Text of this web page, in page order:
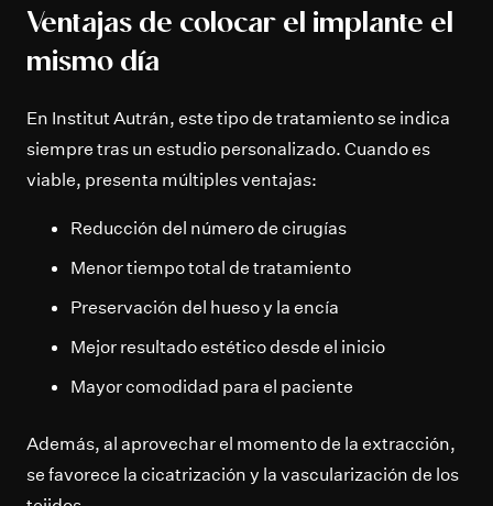
Ventajas de colocar el implante el
mismo día
En Institut Autrán, este tipo de tratamiento se indica
siempre tras un estudio personalizado. Cuando es
viable, presenta múltiples ventajas:
Reducción del número de cirugías
Menor tiempo total de tratamiento
Preservación del hueso y la encía
Mejor resultado estético desde el inicio
Mayor comodidad para el paciente
Además, al aprovechar el momento de la extracción,
se favorece la cicatrización y la vascularización de los